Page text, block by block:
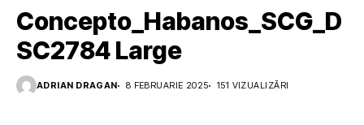
Concepto_Habanos_SCG_D
SC2784 Large
ADRIAN DRAGAN 8 FEBRUARIE 2025 151 VIZUALIZĂRI